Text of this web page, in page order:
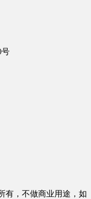
号
有，不做商业用途，如